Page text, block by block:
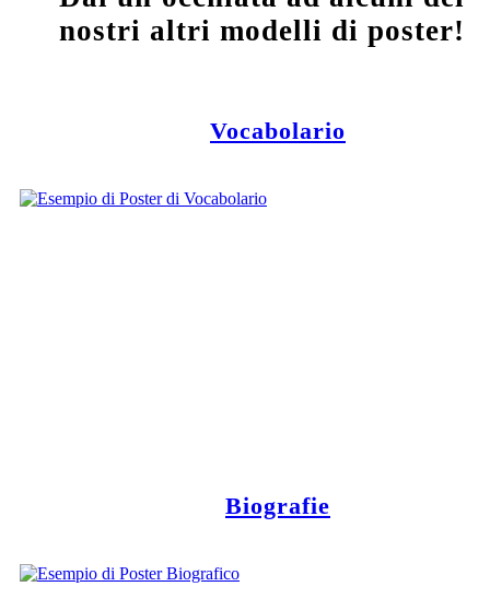
nostri altri modelli di poster!
Vocabolario
Biografie